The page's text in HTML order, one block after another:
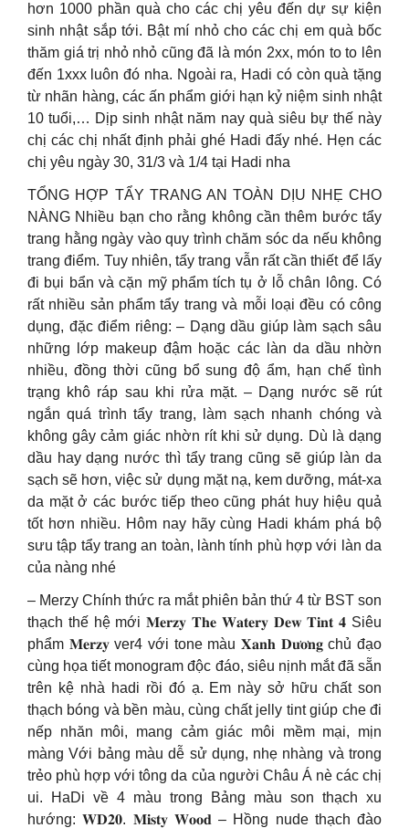
hơn 1000 phần quà cho các chị yêu đến dự sự kiện
sinh nhật sắp tới. Bật mí nhỏ cho các chị em quà bốc
thăm giá trị nhỏ nhỏ cũng đã là món 2xx, món to to lên
đến 1xxx luôn đó nha. Ngoài ra, Hadi có còn quà tặng
từ nhãn hàng, các ấn phẩm giới hạn kỷ niệm sinh nhật
10 tuổi,… Dịp sinh nhật năm nay quà siêu bự thế này
chị các chị nhất định phải ghé Hadi đấy nhé. Hẹn các
chị yêu ngày 30, 31/3 và 1/4 tại Hadi nha
TỔNG HỢP TẨY TRANG AN TOÀN DỊU NHẸ CHO
NÀNG Nhiều bạn cho rằng không cần thêm bước tẩy
trang hằng ngày vào quy trình chăm sóc da nếu không
trang điểm. Tuy nhiên, tẩy trang vẫn rất cần thiết để lấy
đi bụi bẩn và cặn mỹ phẩm tích tụ ở lỗ chân lông. Có
rất nhiều sản phẩm tẩy trang và mỗi loại đều có công
dụng, đặc điểm riêng: – Dạng dầu giúp làm sạch sâu
những lớp makeup đậm hoặc các làn da dầu nhờn
nhiều, đồng thời cũng bổ sung độ ẩm, hạn chế tình
trạng khô ráp sau khi rửa mặt. – Dạng nước sẽ rút
ngắn quá trình tẩy trang, làm sạch nhanh chóng và
không gây cảm giác nhờn rít khi sử dụng. Dù là dạng
dầu hay dạng nước thì tẩy trang cũng sẽ giúp làn da
sạch sẽ hơn, việc sử dụng mặt nạ, kem dưỡng, mát-xa
da mặt ở các bước tiếp theo cũng phát huy hiệu quả
tốt hơn nhiều. Hôm nay hãy cùng Hadi khám phá bộ
sưu tập tẩy trang an toàn, lành tính phù hợp với làn da
của nàng nhé
– Merzy Chính thức ra mắt phiên bản thứ 4 từ BST son
thạch thế hệ mới 𝐌𝐞𝐫𝐳𝐲 𝐓𝐡𝐞 𝐖𝐚𝐭𝐞𝐫𝐲 𝐃𝐞𝐰 𝐓𝐢𝐧𝐭 𝟒 Siêu
phẩm 𝐌𝐞𝐫𝐳𝐲 ver4 với tone màu 𝐗𝐚𝐧𝐡 𝐃𝐮̛𝐨̛𝐧𝐠 chủ đạo
cùng họa tiết monogram độc đáo, siêu nịnh mắt đã sẵn
trên kệ nhà hadi rồi đó ạ. Em này sở hữu chất son
thạch bóng và bền màu, cùng chất jelly tint giúp che đi
nếp nhăn môi, mang cảm giác môi mềm mại, mịn
màng Với bảng màu dễ sử dụng, nhẹ nhàng và trong
trẻo phù hợp với tông da của người Châu Á nè các chị
ui. HaDi về 4 màu trong Bảng màu son thạch xu
hướng: 𝐖𝐃𝟐𝟎. 𝐌𝐢𝐬𝐭𝐲 𝐖𝐨𝐨𝐝 – Hồng nude thạch đào